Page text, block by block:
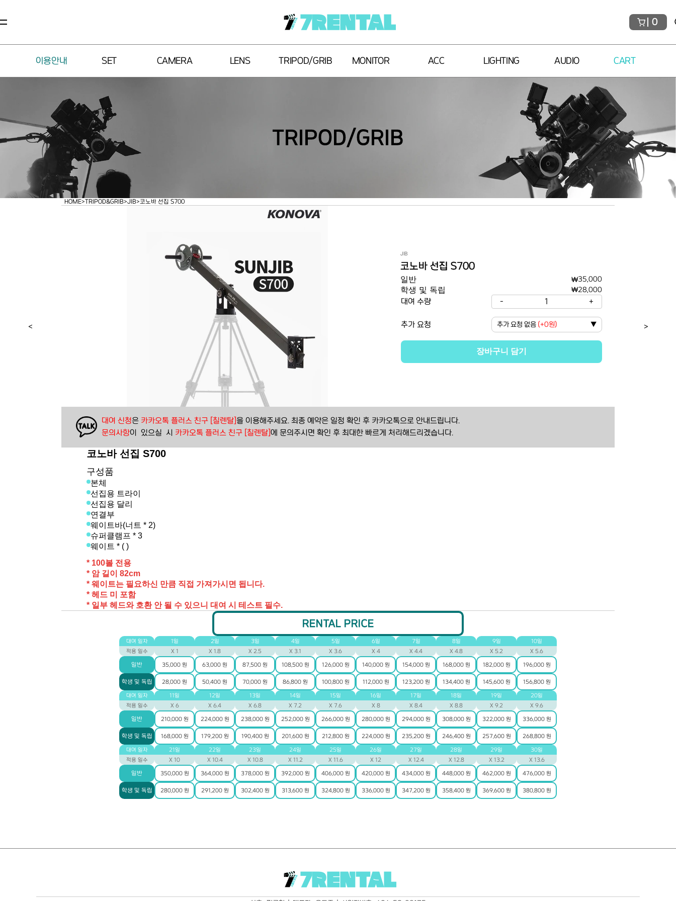
TRIPOD/GRIB
HOME>TRIPOD&GRIB>JIB>코노바 선집 S700
<
JIB
코노바 선집 S700
일반 ₩35,000
학생 및 독립 ₩28,000
대여 수량 - 1 +
추가 요청 추가 요청 없음 (+0원) ▼
장바구니 담기
대여 신청은 카카오톡 플러스 친구 [칠렌탈]을 이용해주세요. 최종 예약은 일정 확인 후 카카오톡으로 안내드립니다.
문의사항이  있으실  시 카카오톡 플러스 친구 [칠렌탈]에 문의주시면 확인 후 최대한 빠르게 처리해드리겠습니다.
>
코노바 선집 S700
구성품
본체
선집용 트라이
선집용 달리
연결부
웨이트바(너트 * 2)
슈퍼클램프 * 3
웨이트 * ( )
* 100볼 전용
* 암 길이 82cm
* 웨이트는 필요하신 만큼 직접 가져가시면 됩니다.
* 헤드 미 포함
* 일부 헤드와 호환 안 될 수 있으니 대여 시 테스트 필수.
RENTAL PRICE
대여 일자
적용 일수
1일
X 1
2일
X 1.8
3일
X 2.5
4일
X 3.1
5일
X 3.6
6일
X 4
7일
X 4.4
8일
X 4.8
9일
X 5.2
10일
X 5.6
일반 35,000 원 63,000 원 87,500 원 108,500 원 126,000 원 140,000 원 154,000 원 168,000 원 182,000 원 196,000 원
학생 및 독립 28,000 원 50,400 원 70,000 원 86,800 원 100,800 원 112,000 원 123,200 원 134,400 원 145,600 원 156,800 원
대여 일자
적용 일수
11일
X 6
12일
X 6.4
13일
X 6.8
14일
X 7.2
15일
X 7.6
16일
X 8
17일
X 8.4
18일
X 8.8
19일
X 9.2
20일
X 9.6
일반 210,000 원 224,000 원 238,000 원 252,000 원 266,000 원 280,000 원 294,000 원 308,000 원 322,000 원 336,000 원
학생 및 독립 168,000 원 179,200 원 190,400 원 201,600 원 212,800 원 224,000 원 235,200 원 246,400 원 257,600 원 268,800 원
대여 일자
적용 일수
21일
X 10
22일
X 10.4
23일
X 10.8
24일
X 11.2
25일
X 11.6
26일
X 12
27일
X 12.4
28일
X 12.8
29일
X 13.2
30일
X 13.6
일반 350,000 원 364,000 원 378,000 원 392,000 원 406,000 원 420,000 원 434,000 원 448,000 원 462,000 원 476,000 원
학생 및 독립 280,000 원 291,200 원 302,400 원 313,600 원 324,800 원 336,000 원 347,200 원 358,400 원 369,600 원 380,800 원
7RENTAL 0
이용안내 SET CAMERA LENS TRIPOD/GRIB MONITOR ACC LIGHTING AUDIO CART
7RENTAL